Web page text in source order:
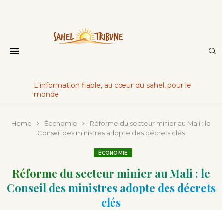
L'information fiable, au cœur du sahel, pour le
monde
Home Économie
Réforme du secteur minier au Mali : le
Conseil des ministres adopte des décrets clés
ÉCONOMIE
Réforme du secteur minier au Mali : le
Conseil des ministres adopte des décrets
clés